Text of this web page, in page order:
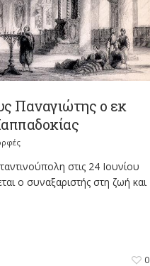
Παναγιώτης ο εκ
στις 24 Ιουνίου
ο συναξαριστής στη ζωή και
0